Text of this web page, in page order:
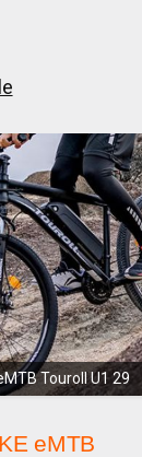
Touroll U1 29
eMTB